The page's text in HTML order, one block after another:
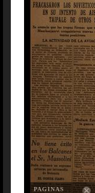
PAGINAS